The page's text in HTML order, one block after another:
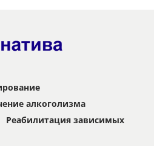
алкоголизма
Реабилитация зависимых